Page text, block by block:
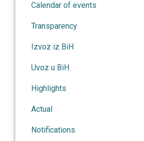
Calendar of events
Transparency
Izvoz iz BiH
Uvoz u BiH
Highlights
Actual
Notifications